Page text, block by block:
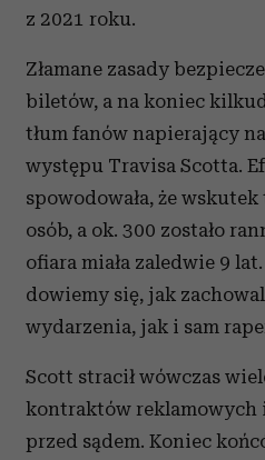
z 2021 roku.
Złamane zasady
biletów, a na koniec
tłum fanów napierający
występu Travisa Scotta.
spowodowała, że
osób, a ok. 300 zostało
ofiara miała zaledwie 9
dowiemy się, jak
wydarzenia, jak i sam
Scott stracił wówczas
kontraktów reklamowych
przed sądem. Koniec